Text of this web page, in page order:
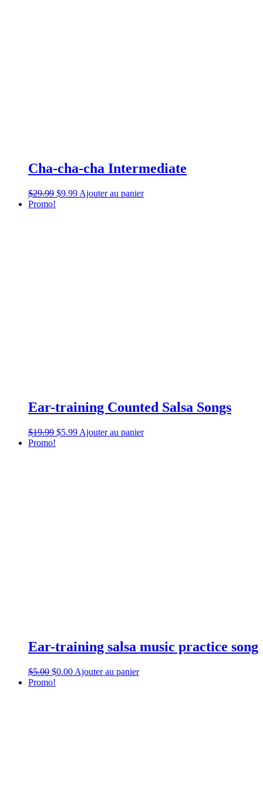
Cha-cha-cha Intermediate
$29.99 $9.99 Ajouter au panier
Promo!
Ear-training Counted Salsa Songs
$19.99 $5.99 Ajouter au panier
Promo!
Ear-training salsa music practice song
$5.00 $0.00 Ajouter au panier
Promo!